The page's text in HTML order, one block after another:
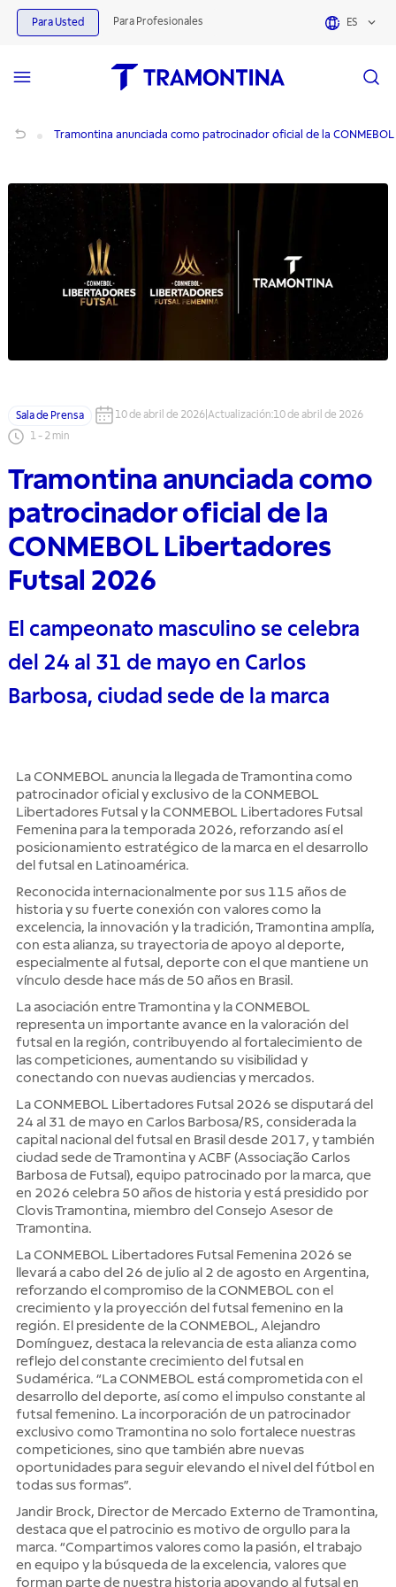
Para Usted Para Profesionales ES
Tramontina anunciada como patrocinador oficial de la
Sala de Prensa 10 de abril de 2026 Actualización:10 de abril de 2026
1- 2 min
Tramontina anunciada como
patrocinador oficial de la
CONMEBOL Libertadores
Futsal 2026
El campeonato masculino se celebra
del 24 al 31 de mayo en Carlos
Barbosa, ciudad sede de la marca
La CONMEBOL anuncia la llegada de Tramontina como
patrocinador oficial y exclusivo de la CONMEBOL
Libertadores Futsal y la CONMEBOL Libertadores Futsal
Femenina para la temporada 2026, reforzando así el
posicionamiento estratégico de la marca en el desarrollo
del futsal en Latinoamérica.
Reconocida internacionalmente por sus 115 años de
historia y su fuerte conexión con valores como la
excelencia, la innovación y la tradición, Tramontina amplía,
con esta alianza, su trayectoria de apoyo al deporte,
especialmente al futsal, deporte con el que mantiene un
vínculo desde hace más de 50 años en Brasil.
La asociación entre Tramontina y la CONMEBOL
representa un importante avance en la valoración del
futsal en la región, contribuyendo al fortalecimiento de
las competiciones, aumentando su visibilidad y
conectando con nuevas audiencias y mercados.
La CONMEBOL Libertadores Futsal 2026 se disputará del
24 al 31 de mayo en Carlos Barbosa/RS, considerada la
capital nacional del futsal en Brasil desde 2017, y también
ciudad sede de Tramontina y ACBF (Associação Carlos
Barbosa de Futsal), equipo patrocinado por la marca, que
en 2026 celebra 50 años de historia y está presidido por
Clovis Tramontina, miembro del Consejo Asesor de
Tramontina.
La CONMEBOL Libertadores Futsal Femenina 2026 se
llevará a cabo del 26 de julio al 2 de agosto en Argentina,
reforzando el compromiso de la CONMEBOL con el
crecimiento y la proyección del futsal femenino en la
región. El presidente de la CONMEBOL, Alejandro
Domínguez, destaca la relevancia de esta alianza como
reflejo del constante crecimiento del futsal en
Sudamérica. “La CONMEBOL está comprometida con el
desarrollo del deporte, así como el impulso constante al
futsal femenino. La incorporación de un patrocinador
exclusivo como Tramontina no solo fortalece nuestras
competiciones, sino que también abre nuevas
oportunidades para seguir elevando el nivel del fútbol en
todas sus formas”.
Jandir Brock, Director de Mercado Externo de Tramontina,
destaca que el patrocinio es motivo de orgullo para la
marca. “Compartimos valores como la pasión, el trabajo
en equipo y la búsqueda de la excelencia, valores que
forman parte de nuestra historia apoyando al futsal en